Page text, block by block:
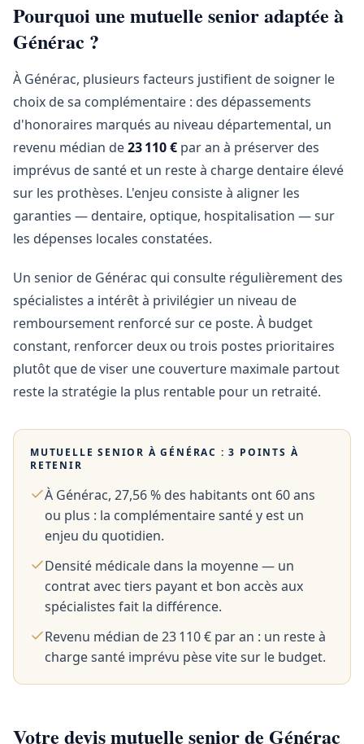
Pourquoi une mutuelle senior adaptée à
Générac ?
À Générac, plusieurs facteurs justifient de soigner le
choix de sa complémentaire : des dépassements
d'honoraires marqués au niveau départemental, un
revenu médian de23 110 € par an à préserver des
imprévus de santé et un reste à charge dentaire élevé
sur les prothèses. L'enjeu consiste à aligner les
garanties — dentaire, optique, hospitalisation — sur
les dépenses locales constatées.
Un senior de Générac qui consulte régulièrement des
spécialistes a intérêt à privilégier un niveau de
remboursement renforcé sur ce poste. À budget
constant, renforcer deux ou trois postes prioritaires
plutôt que de viser une couverture maximale partout
reste la stratégie la plus rentable pour un retraité.
MUTUELLE SENIOR ÀGÉNÉRAC : 3 POINTS À
RETENIR
À Générac, 27,56 % des habitants ont 60 ans
ou plus : la complémentaire santé y est un
enjeu du quotidien.
Densité médicale dans la moyenne — un
contrat avec tiers payant et bon accès aux
spécialistes fait la différence.
Revenu médian de 23 110 € par an : un reste à
charge santé imprévu pèse vite sur le budget.
Votre devis mutuelle senior de Générac